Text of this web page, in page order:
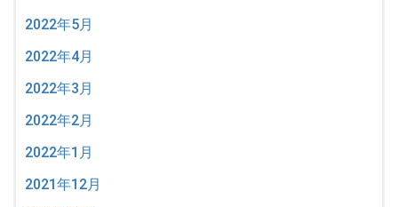
2022年5月
2022年4月
2022年3月
2022年2月
2022年1月
2021年12月